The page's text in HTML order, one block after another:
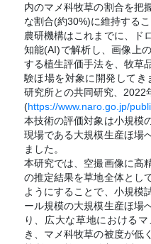
内のマメ科牧草の割合を把
な割合(約30%)に維持するこ
農研機構はこれまでに、ド
知能(AI)で解析し、画像上
する植生評価手法を、牧草
験ほ場を対象に開発してき
研究所との共同研究、2022
(https://www.naro.go.jp/
本技術の評価対象は小規模
現場である大規模生産ほ場
ました。
本研究では、空撮画像に高
の推定結果を草地全体とし
ようにすることで、小規模
ール規模の大規模生産ほ場
り、広大な草地における
き、マメ科牧草の被度が低